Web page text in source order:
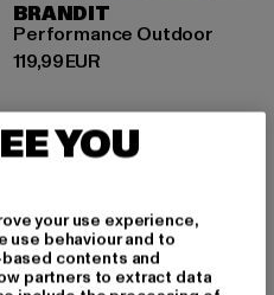
BRANDIT
Performance Outdoor
119,99 EUR
Derzeitiger Preis: 119,99 EUR
Ein robuster und
ein zeitloser Klassiker, der
auftaucht. Ursprünglich als
YOU
your use experience,
use behaviour and to
contents and
partners to extract data